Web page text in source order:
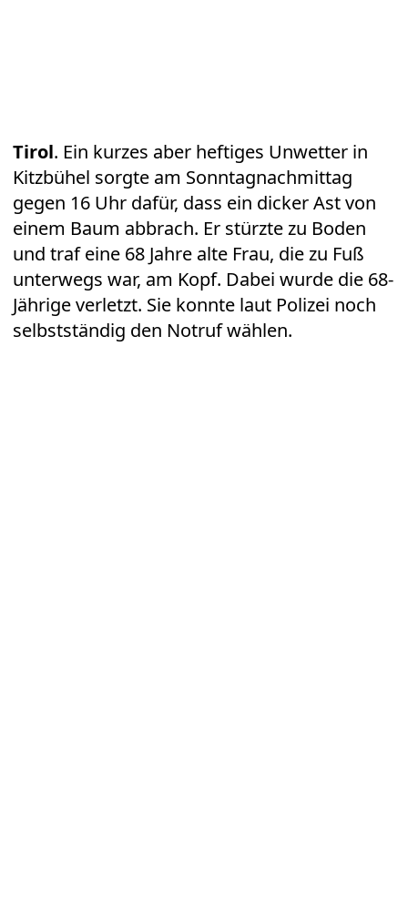
Tirol. Ein kurzes aber heftiges Unwetter in
Kitzbühel sorgte am Sonntagnachmittag
gegen 16 Uhr dafür, dass ein dicker Ast von
einem Baum abbrach. Er stürzte zu Boden
und traf eine 68 Jahre alte Frau, die zu Fuß
unterwegs war, am Kopf. Dabei wurde die 68-
Jährige verletzt. Sie konnte laut Polizei noch
selbstständig den Notruf wählen.